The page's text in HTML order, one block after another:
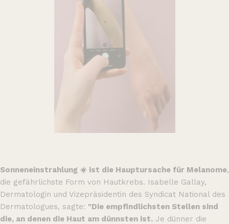
Sonneneinstrahlung ☀️ ist die Hauptursache für Melanome,
die gefährlichste Form von Hautkrebs. Isabelle Gallay,
Dermatologin und Vizepräsidentin des Syndicat National des
Dermatologues, sagte: "Die empfindlichsten Stellen sind
die, an denen die Haut am dünnsten ist. Je dünner die